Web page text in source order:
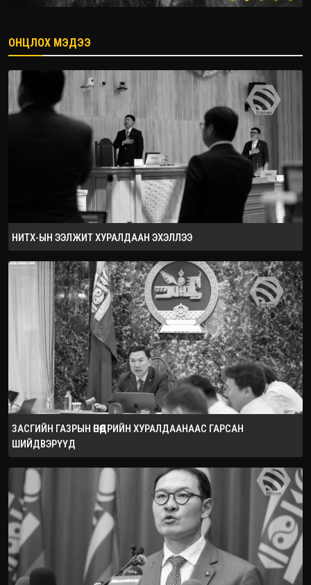
2026.08.08
ОНЦЛОХ МЭДЭЭ
НИТХ-ЫН ЭЭЛЖИТ ХУРАЛДААН ЭХЭЛЛЭЭ
ЗАСГИЙН ГАЗРЫН ӨНӨӨДРИЙН ХУРАЛДААНААС ГАРСАН
ШИЙДВЭРҮҮД